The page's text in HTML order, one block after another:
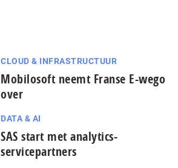
CLOUD & INFRASTRUCTUUR
Mobilosoft neemt Franse E-wego
over
DATA & AI
SAS start met analytics-
servicepartners